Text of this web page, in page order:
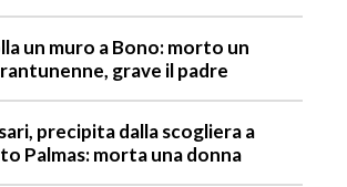
un muro a Bono: morto un
grave il padre
precipita dalla scogliera a
Palmas: morta una donna